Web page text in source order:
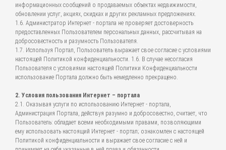
информационных сообщений о продаваемых объектах недвижимости,
обновлении услуг, акциях, скидках и других рекламных предложениях.
1.6. Администратор Интернет - портала не проверяет достоверность
предоставленных Пользователем персональных данных, рассчитывая на
добросовестность и разумность Пользователя.
1.7. Используя Портал, Пользователь выражает свое согласие с условиями
настоящей Политикой конфиденциальности. 1.6. В случае несогласия
Пользователя с условиями настоящей Политики Конфиденциальности
использование Портала должно быть немедленно прекращено.
2. Условия пользования Интернет – портала
2.1. Оказывая услуги по использованию Интернет - портала,
Администрация Портала, действуя разумно и добросовестно, считает, что
Пользователь: обладает всеми необходимыми правами, позволяющими
ему использовать настоящий Интернет - портал; ознакомлен с настоящей
Политикой конфиденциальности и выражает свое согласие с ней и